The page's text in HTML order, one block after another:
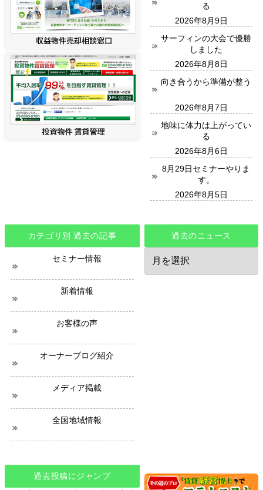
る
2026年8月9日
サーフィンの大会で優勝
しました
2026年8月8日
向き合うから準備が整う
2026年8月7日
地味に体力は上がってい
る
2026年8月6日
8月29日セミナーやりま
す。
2026年8月5日
カテゴリ別 過去の記事
セミナー情報
新着情報
お客様の声
オーナーブログ紹介
メディア掲載
全国地域情報
過去のニュース
過
の
過去投稿にジャンプ